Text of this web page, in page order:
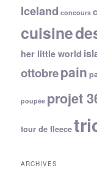
Iceland concours
cuisine
her little world
ottobrepain
poupée projet
tour de fleece
ARCHIVES